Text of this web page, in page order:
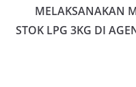
MELAKSANAKAN
STOK LPG 3KG DI